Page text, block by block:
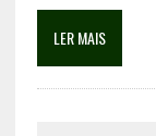
LER MAIS